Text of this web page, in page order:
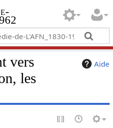
Aide
vers
les